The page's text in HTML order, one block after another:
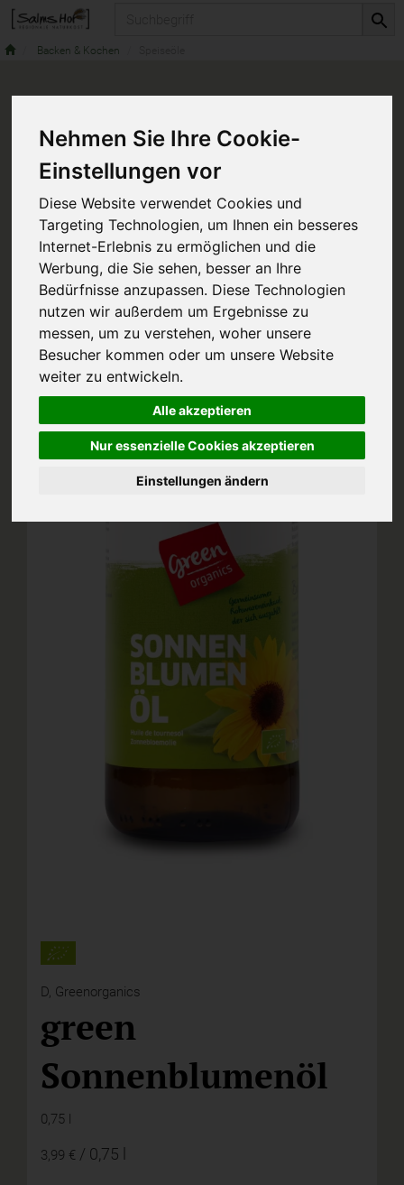
Nehmen Sie Ihre Cookie-
Einstellungen vor
Diese Website verwendet Cookies und
Targeting Technologien, um Ihnen ein besseres
Internet-Erlebnis zu ermöglichen und die
Werbung, die Sie sehen, besser an Ihre
Bedürfnisse anzupassen. Diese Technologien
nutzen wir außerdem um Ergebnisse zu
messen, um zu verstehen, woher unsere
Besucher kommen oder um unsere Website
weiter zu entwickeln.
Alle akzeptieren
Nur essenzielle Cookies akzeptieren
Einstellungen ändern
Backen & Kochen
D, Greenorganics
green
Sonnenblumenöl
0,75 l
3,99 € / 0,75 l